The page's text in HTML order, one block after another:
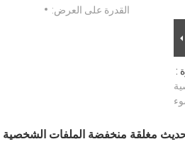
:
القدرة على العرض:
مغلقة منخفضة الملفات